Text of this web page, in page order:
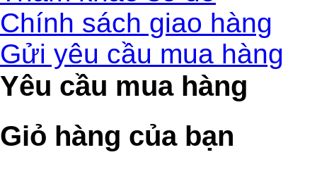
Chính sách giao hàng
Gửi yêu cầu mua hàng
Yêu cầu mua hàng
Giỏ hàng của bạn